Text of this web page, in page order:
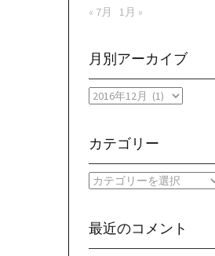
« 7月 1月 »
月別アーカイブ
月
ー
イ
ブ
カテゴリー
カ
リ
最近のコメント